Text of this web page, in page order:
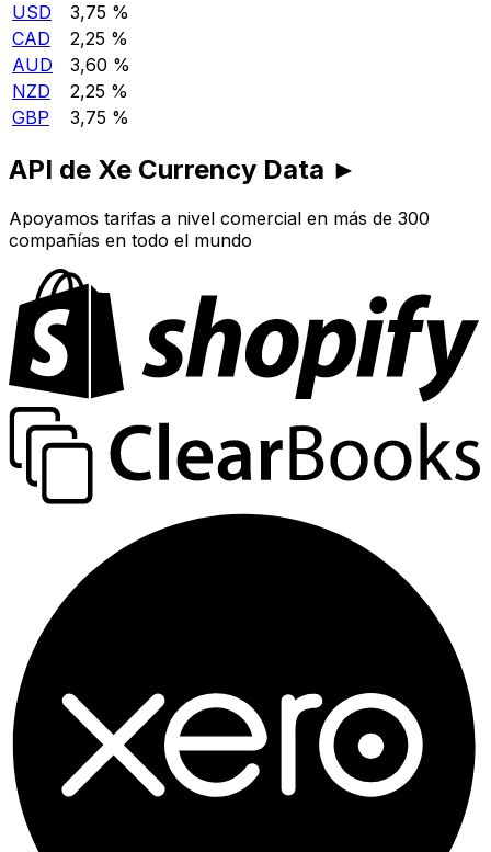
USD
3,75 %
CAD
2,25 %
AUD
3,60 %
NZD
2,25 %
GBP
3,75 %
API de Xe Currency Data ►
Apoyamos tarifas a nivel comercial en más de 300
compañías en todo el mundo